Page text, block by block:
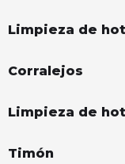
Limpieza de
Corralejos
Limpieza de
Timón